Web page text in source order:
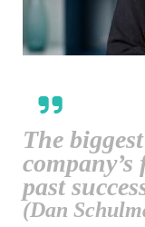
The
past
(Dan